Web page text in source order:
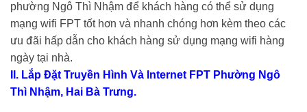
phường Ngô Thì Nhậm để khách hàng có thể sử dụng
mạng wifi FPT tốt hơn và nhanh chóng hơn kèm theo các
ưu đãi hấp dẫn cho khách hàng sử dụng mạng wifi hàng
ngày tại nhà.
II. Lắp Đặt Truyền Hình Và Internet FPT Phường Ngô
Thì Nhậm, Hai Bà Trưng.